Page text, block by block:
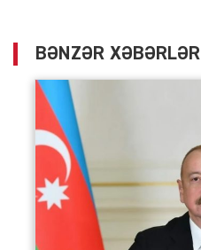
BƏNZƏR XƏBƏRLƏR